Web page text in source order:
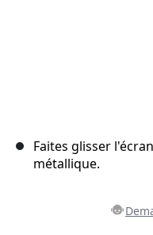
Faites glisser
métallique.